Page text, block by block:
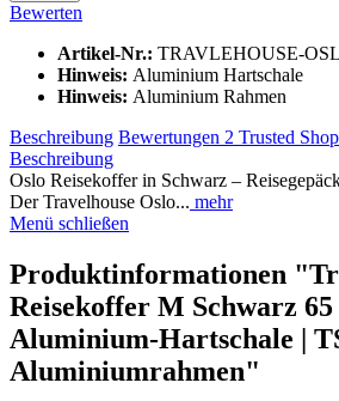
Bewerten
Artikel-Nr.: TRAVLEHOUSE-
Hinweis: Aluminium Hartschale
Hinweis: Aluminium Rahmen
Beschreibung Bewertungen 2 Trusted
Beschreibung
Oslo Reisekoffer in Schwarz –
Der Travelhouse Oslo... mehr
Menü schließen
Produktinformationen
Reisekoffer M Schwarz 65
Aluminium-Hartschale |
Aluminiumrahmen"